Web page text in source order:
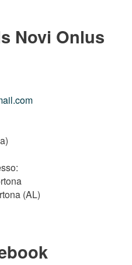
Novi Onlus
(AL)